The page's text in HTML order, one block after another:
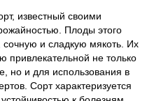
известный своими
Плоды этого
сочную и сладкую мякоть. Их
привлекательной не только
но и для использования в
Сорт характеризуется